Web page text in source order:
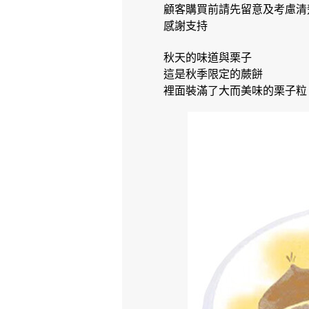
顧客購買前請先留意及考慮
感謝支持
秋天的味道與栗子
這是秋季限定的蕨餅
裡面裝滿了大而美味的栗子粒